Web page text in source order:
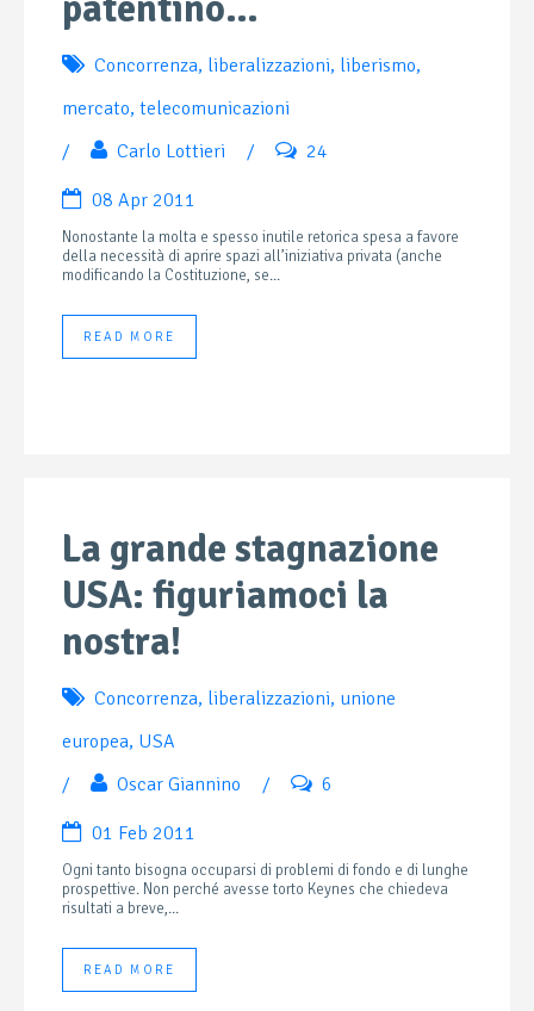
Concorrenza, liberalizzazioni, liberismo,
mercato, telecomunicazioni
/
Carlo Lottieri / 24
08 Apr 2011
Nonostante la molta e spesso inutile retorica spesa a favore
della necessità di aprire spazi all’iniziativa privata (anche
modificando la Costituzione, se...
READ MORE
La grande stagnazione
USA: figuriamoci la
nostra!
Concorrenza, liberalizzazioni, unione
europea, USA
/
Oscar Giannino / 6
01 Feb 2011
Ogni tanto bisogna occuparsi di problemi di fondo e di lunghe
prospettive. Non perché avesse torto Keynes che chiedeva
risultati a breve,...
READ MORE